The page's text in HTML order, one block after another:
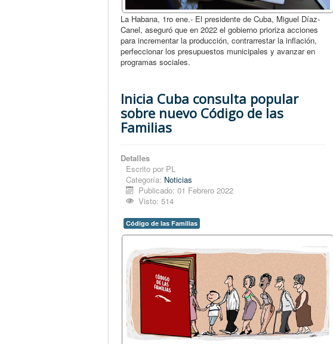
La Habana, 1ro ene.- El presidente de Cuba, Miguel Díaz-
Canel, aseguró que en 2022 el gobierno prioriza acciones
para incrementar la producción, contrarrestar la inflación,
perfeccionar los presupuestos municipales y avanzar en
programas sociales.
Inicia Cuba consulta popular
sobre nuevo Código de las
Familias
Detalles
Escrito por PL
Categoría: Noticias
Publicado: 01 Febrero 2022
Visto: 514
Código de las Familias